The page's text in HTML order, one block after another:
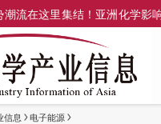
流在这里集结！亚洲化学影
信息 电子能源